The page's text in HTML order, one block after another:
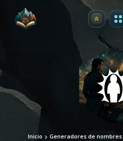
Mejorar
Inicio Generadores de